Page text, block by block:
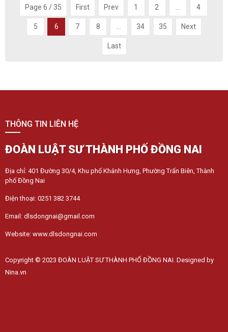
Page 6 / 35 First Prev 1 2 4
5 6 7 8 34 35 Next
Last
THÔNG TIN LIÊN HỆ
ĐOÀN LUẬT SƯ THÀNH PHỐ ĐỒNG NAI
Địa chỉ: 401 Đường 30/4, Khu phố Khánh Hưng, Phường Trấn Biên, Thành
phố Đồng Nai
Điện thoại: 0251 382 3744
Email: dlsdongnai@gmail.com
Website: www.dlsdongnai.com
Copyright © 2023 ĐOÀN LUẬT SƯ THÀNH PHỐ ĐỒNG NAI. Designed by
Nina.vn